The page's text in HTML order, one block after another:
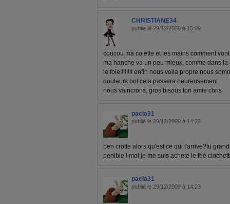
CHRISTIANE34
publié le 29/12/2009 à 15:09
coucou ma colette et tes mains comment
ma hanche va un peu mieux, comme dans
le foie!!!!!!!! enfin nous voila propre nous
douleurs bof cela passera heureusement
nous vaincrons, gros bisous ton amie chris
pacia31
publié le 29/12/2009 à 14:23
ben crotte alors qu'est ce qui t'arrive?tu
penible ! moi je me suis achete le féé
pacia31
publié le 29/12/2009 à 14:23